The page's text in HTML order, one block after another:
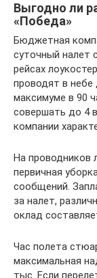
Выгодно ли
«Победа»
Бюджетная
суточный налет
рейсах
проводят в небе
максимуме в 90
совершать до 4
компании
На проводников
первичная
сообщений.
за налет,
оклад
Час полета
максимальная
тыс. Если